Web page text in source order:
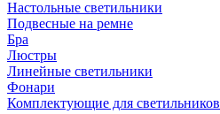
Настольные светильники
Подвесные на ремне
Бра
Люстры
Линейные светильники
Фонари
Комплектующие для светильников